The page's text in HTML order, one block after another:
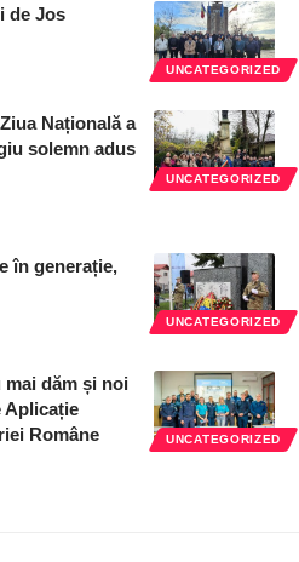
UNCATEGORIZED
de Jos
UNCATEGORIZED
Națională a
solemn adus
UNCATEGORIZED
în generație,
UNCATEGORIZED
mai dăm și noi
Aplicație
Române